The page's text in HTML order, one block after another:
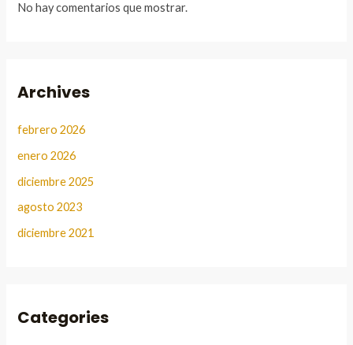
No hay comentarios que mostrar.
Archives
febrero 2026
enero 2026
diciembre 2025
agosto 2023
diciembre 2021
Categories